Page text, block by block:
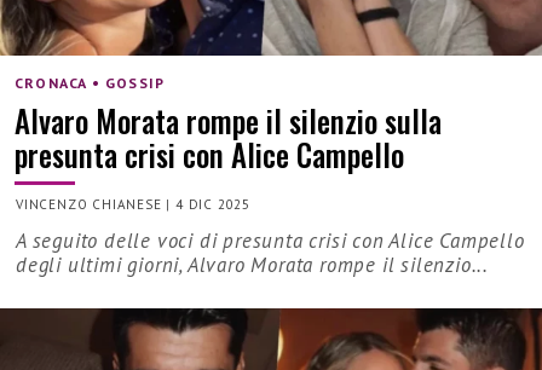
CRONACA • GOSSIP
Alvaro Morata rompe il silenzio sulla
presunta crisi con Alice Campello
VINCENZO CHIANESE |4 DIC 2025
A seguito delle voci di presunta crisi con Alice Campello
degli ultimi giorni, Alvaro Morata rompe il silenzio...